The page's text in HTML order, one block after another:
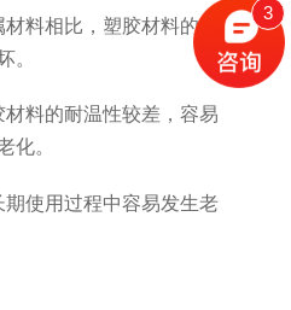
料相比，塑胶材料的机
。
料的耐温性较差，容易
化。
使用过程中容易发生老
3